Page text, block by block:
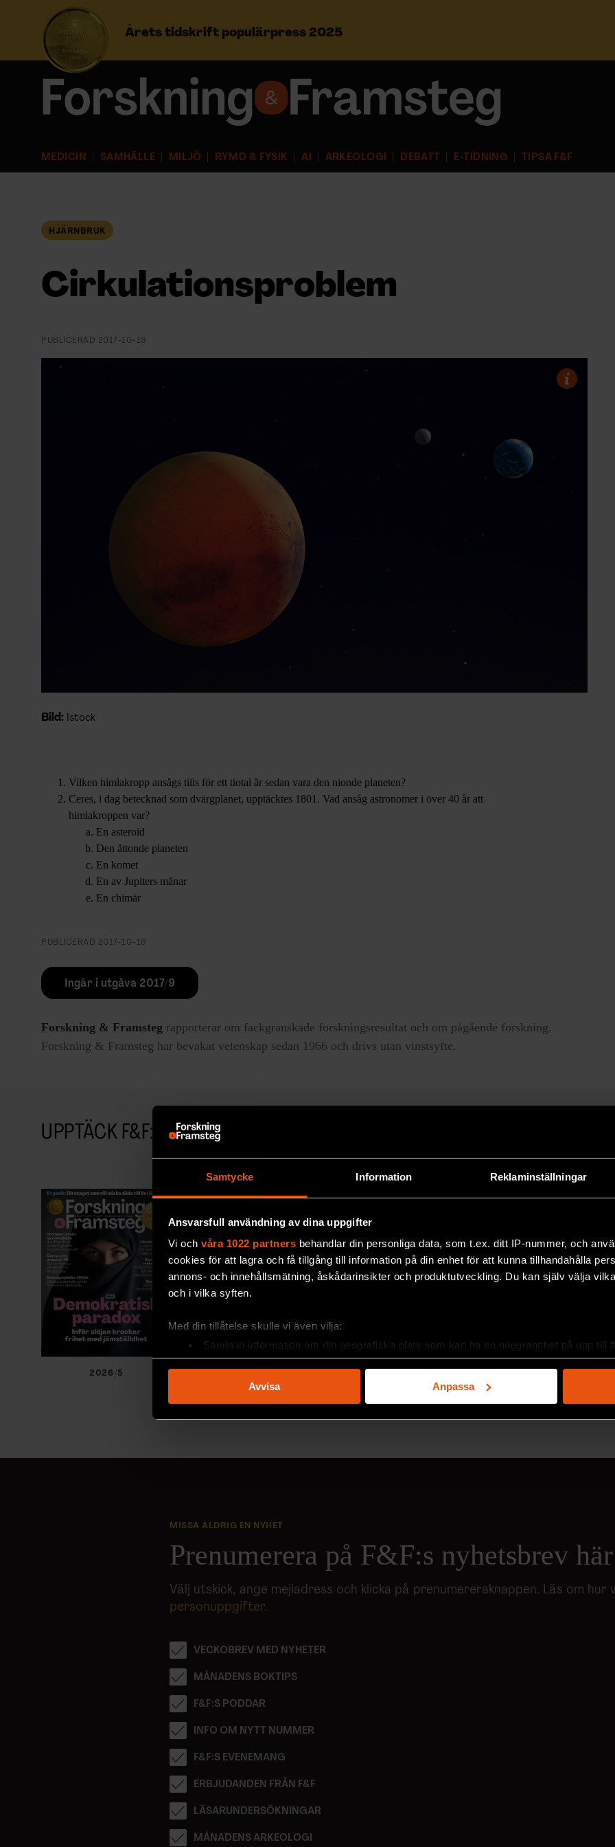
Samtycke Information Reklaminställningar
Ansvarsfull användning av dina uppgifter
Vi och våra 1022 partners behandlar din personliga data, som t.ex. ditt IP-nummer, och
cookies för att lagra och få tillgång till information på din enhet för att kunna tillhandahålla
annons- och innehållsmätning, åskådarinsikter och produktutveckling. Du kan själv välja
och i vilka syften.
Med din tillåtelse skulle vi även vilja:
Samla in information om din geografiska plats som kan ha en noggrannhet på upp till
Identifiera din enhet genom att aktivt skanna den för specifika kännetecken
Ta reda på mer om hur dina personliga uppgifter behandlas och ställ in dina preferenser i
Avvisa Anpassa
Årets tidskrift populärpress 2025
MEDICIN SAMHÄLLE MILJÖ RYMD & FYSIK AI ARKEOLOGI DEBATT E-TIDNING TIPSA F&F
r
Prenumerera
NYHETSBREV
ARKIV & E-TIDNING
LYSSNA/PODD
SHOP
KONTAKTA F&F
PRENUMERERA PÅ F&F
HJÄRNBRUK
Cirkulationsproblem
PUBLICERAD 2017-10-19
Bild: Istock
Vilken himlakropp ansågs tills för ett tiotal år sedan vara den nionde planeten?
Ceres, i dag betecknad som dvärgplanet, upptäcktes 1801. Vad ansåg astronomer i över 40 år att
himlakroppen var?
En asteroid
Den åttonde planeten
En komet
En av Jupiters månar
En chimär
PUBLICERAD 2017-10-19
Ingår i utgåva 2017/9
Forskning & Framsteg rapporterar om fackgranskade forskningsresultat och om pågående forskning.
Forskning & Framsteg har bevakat vetenskap sedan 1966 och drivs utan vinstsyfte.
UPPTÄCK F&F:S ARKIV!
2026/5
MISSA ALDRIG EN NYHET
Prenumerera på F&F:s nyhetsbrev
Välj utskick, ange mejladress och klicka på prenumereraknappen. Läs om hur
personuppgifter.
VECKOBREV MED NYHETER
MÅNADENS BOKTIPS
F&F:S PODDAR
INFO OM NYTT NUMMER
F&F:S EVENEMANG
ERBJUDANDEN FRÅN F&F
LÄSARUNDERSÖKNINGAR
MÅNADENS ARKEOLOGI